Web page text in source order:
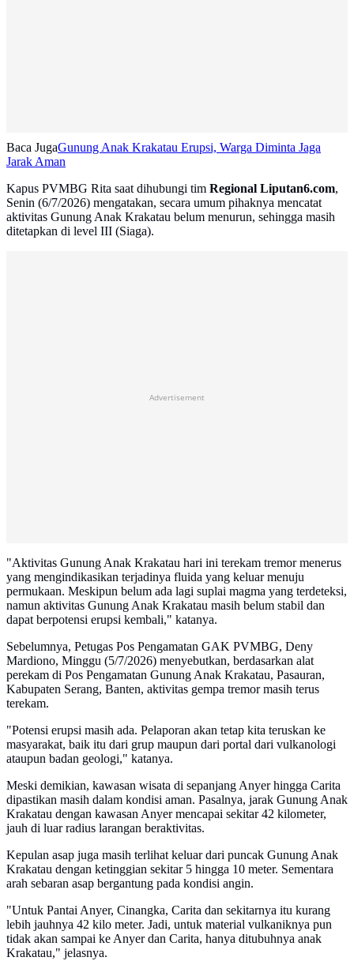
Baca JugaGunung Anak Krakatau Erupsi, Warga Diminta Jaga
Jarak Aman
Kapus PVMBG Rita saat dihubungi tim Regional Liputan6.com,
Senin (6/7/2026) mengatakan, secara umum pihaknya mencatat
aktivitas Gunung Anak Krakatau belum menurun, sehingga masih
ditetapkan di level III (Siaga).
Advertisement
"Aktivitas Gunung Anak Krakatau hari ini terekam tremor menerus
yang mengindikasikan terjadinya fluida yang keluar menuju
permukaan. Meskipun belum ada lagi suplai magma yang terdeteksi,
namun aktivitas Gunung Anak Krakatau masih belum stabil dan
dapat berpotensi erupsi kembali," katanya.
Sebelumnya, Petugas Pos Pengamatan GAK PVMBG, Deny
Mardiono, Minggu (5/7/2026) menyebutkan, berdasarkan alat
perekam di Pos Pengamatan Gunung Anak Krakatau, Pasauran,
Kabupaten Serang, Banten, aktivitas gempa tremor masih terus
terekam.
"Potensi erupsi masih ada. Pelaporan akan tetap kita teruskan ke
masyarakat, baik itu dari grup maupun dari portal dari vulkanologi
ataupun badan geologi," katanya.
Meski demikian, kawasan wisata di sepanjang Anyer hingga Carita
dipastikan masih dalam kondisi aman. Pasalnya, jarak Gunung Anak
Krakatau dengan kawasan Anyer mencapai sekitar 42 kilometer,
jauh di luar radius larangan beraktivitas.
Kepulan asap juga masih terlihat keluar dari puncak Gunung Anak
Krakatau dengan ketinggian sekitar 5 hingga 10 meter. Sementara
arah sebaran asap bergantung pada kondisi angin.
"Untuk Pantai Anyer, Cinangka, Carita dan sekitarnya itu kurang
lebih jauhnya 42 kilo meter. Jadi, untuk material vulkaniknya pun
tidak akan sampai ke Anyer dan Carita, hanya ditubuhnya anak
Krakatau," jelasnya.